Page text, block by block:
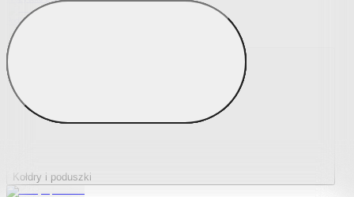
Podkładki na materace
Materace nawierzchniowe
Kołdry i poduszki